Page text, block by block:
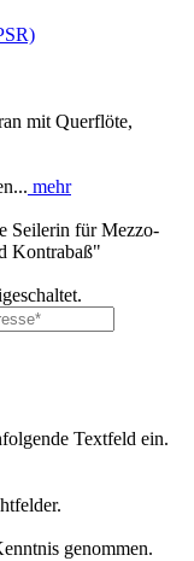
mit Querflöte,
mehr
Seilerin für Mezzo-
Kontrabaß"
Textfeld ein.
genommen.